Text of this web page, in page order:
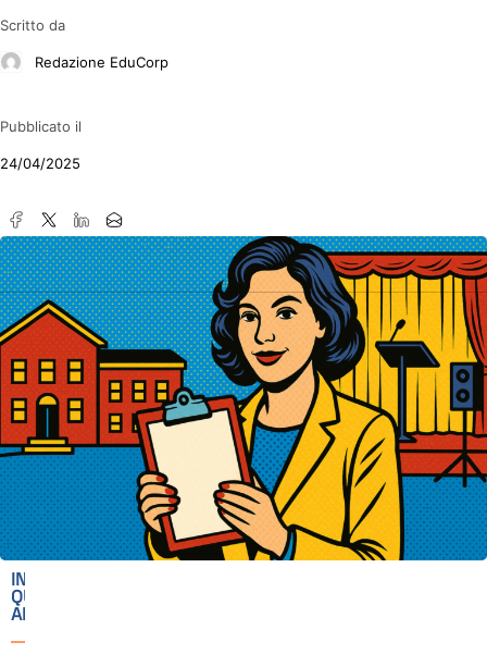
Scritto da
Redazione EduCorp
Pubblicato il
24/04/2025
IN
QUESTO
ARTICOLO